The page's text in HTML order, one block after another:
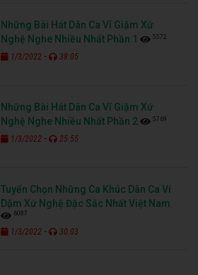
Những Bài Hát Dân Ca Ví Giặm Xứ
Nghệ Nghe Nhiều Nhất Phần 1
5572
1/3/2022 - 38:05
Những Bài Hát Dân Ca Ví Giặm Xứ
Nghệ Nghe Nhiều Nhất Phần 2
5769
1/3/2022 - 25:55
Tuyển Chọn Những Ca Khúc Dân Ca Ví
Dặm Xứ Nghệ Đặc Sắc Nhất Việt Nam
6087
1/3/2022 - 30:03